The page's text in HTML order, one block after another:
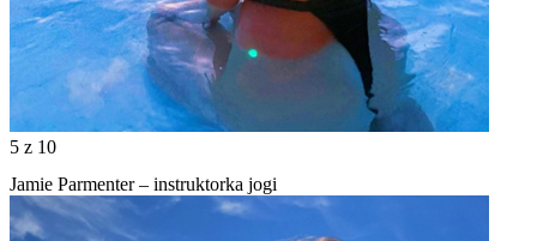
5 z 10
Jamie Parmenter – instruktorka jogi